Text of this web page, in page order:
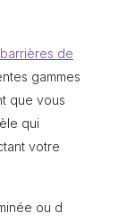
barrières de
gammes
que vous
qui
votre
ou d